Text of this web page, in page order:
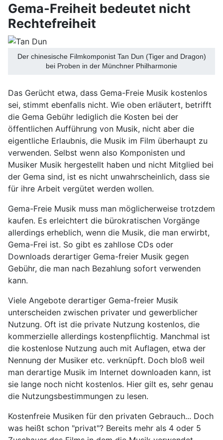
Gema-Freiheit bedeutet nicht
Rechtefreiheit
Der chinesische Filmkomponist Tan Dun (Tiger and Dragon)
bei Proben in der Münchner Philharmonie
Das Gerücht etwa, dass Gema-Freie Musik kostenlos
sei, stimmt ebenfalls nicht. Wie oben erläutert, betrifft
die Gema Gebühr lediglich die Kosten bei der
öffentlichen Aufführung von Musik, nicht aber die
eigentliche Erlaubnis, die Musik im Film überhaupt zu
verwenden. Selbst wenn also Komponisten und
Musiker Musik hergestellt haben und nicht Mitglied bei
der Gema sind, ist es nicht unwahrscheinlich, dass sie
für ihre Arbeit vergütet werden wollen.
Gema-Freie Musik muss man möglicherweise trotzdem
kaufen. Es erleichtert die bürokratischen Vorgänge
allerdings erheblich, wenn die Musik, die man erwirbt,
Gema-Frei ist. So gibt es zahllose CDs oder
Downloads derartiger Gema-freier Musik gegen
Gebühr, die man nach Bezahlung sofort verwenden
kann.
Viele Angebote derartiger Gema-freier Musik
unterscheiden zwischen privater und gewerblicher
Nutzung. Oft ist die private Nutzung kostenlos, die
kommerzielle allerdings kostenpflichtig. Manchmal ist
die kostenlose Nutzung auch mit Auflagen, etwa der
Nennung der Musiker etc. verknüpft. Doch bloß weil
man derartige Musik im Internet downloaden kann, ist
sie lange noch nicht kostenlos. Hier gilt es, sehr genau
die Nutzungsbestimmungen zu lesen.
Kostenfreie Musiken für den privaten Gebrauch... Doch
was heißt schon "privat"? Bereits mehr als 4 oder 5